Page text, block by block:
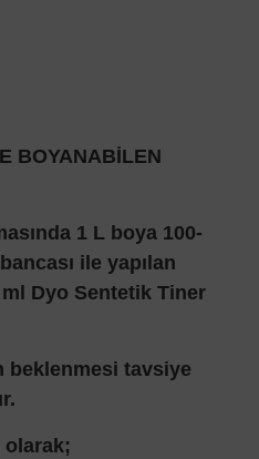
BOYANABİLEN
1 L boya 100-
ile yapılan
Dyo Sentetik Tiner
beklenmesi tavsiye
olarak;